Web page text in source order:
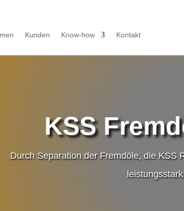
Kunden Know-how Kontakt
KSS
Durch Separation der Fremdöle, die KSS